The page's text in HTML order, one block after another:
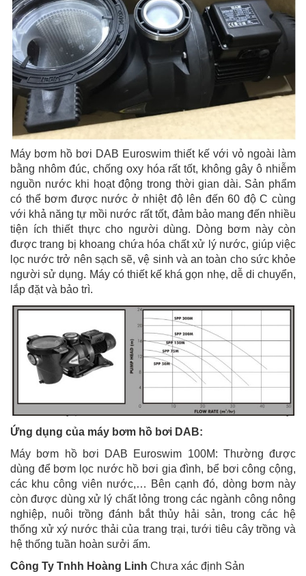
Máy bơm hồ bơi DAB Euroswim thiết kế với vỏ ngoài làm
bằng nhôm đúc, chống oxy hóa rất tốt, không gây ô nhiễm
nguồn nước khi hoạt động trong thời gian dài. Sản phẩm
có thể bơm được nước ở nhiệt độ lên đến 60 độ C cùng
với khả năng tự mồi nước rất tốt, đảm bảo mang đến nhiều
tiện ích thiết thực cho người dùng. Dòng bơm này còn
được trang bị khoang chứa hóa chất xử lý nước, giúp việc
lọc nước trở nên sạch sẽ, vệ sinh và an toàn cho sức khỏe
người sử dụng. Máy có thiết kế khá gọn nhẹ, dễ di chuyển,
lắp đặt và bảo trì.
Ứng dụng của máy bơm hồ bơi DAB:
Máy bơm hồ bơi DAB Euroswim 100M: Thường được
dùng để bơm lọc nước hồ bơi gia đình, bể bơi công cộng,
các khu công viên nước,… Bên cạnh đó, dòng bơm này
còn được dùng xử lý chất lỏng trong các ngành công nông
nghiệp, nuôi trồng đánh bắt thủy hải sản, trong các hệ
thống xử xý nước thải của trang trại, tưới tiêu cây trồng và
hệ thống tuần hoàn sưởi ấm.
Công Ty Tnhh Hoàng Linh Chưa xác định Sản